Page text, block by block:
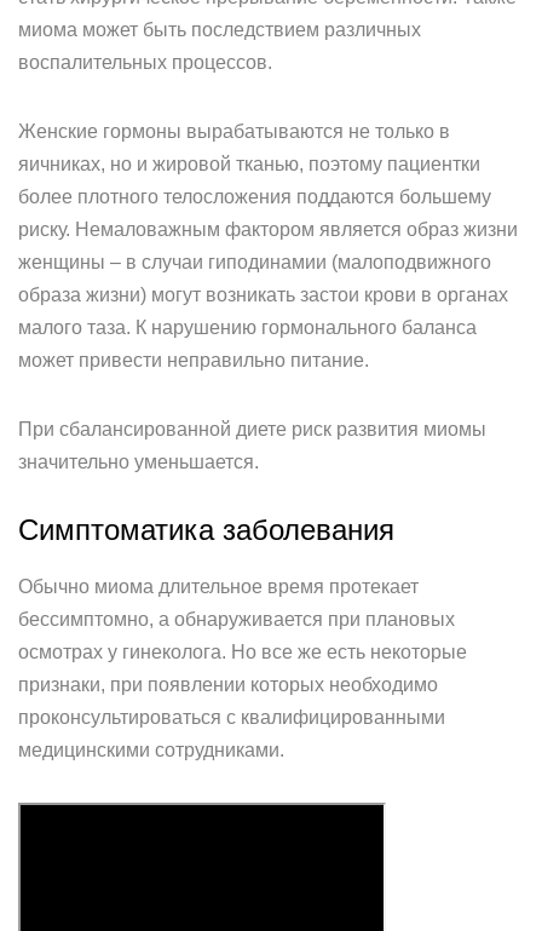
миома может быть последствием различных
воспалительных процессов.
Женские гормоны вырабатываются не только в
яичниках, но и жировой тканью, поэтому пациентки
более плотного телосложения поддаются большему
риску. Немаловажным фактором является образ жизни
женщины – в случаи гиподинамии (малоподвижного
образа жизни) могут возникать застои крови в органах
малого таза. К нарушению гормонального баланса
может привести неправильно питание.
При сбалансированной диете риск развития миомы
значительно уменьшается.
Симптоматика заболевания
Обычно миома длительное время протекает
бессимптомно, а обнаруживается при плановых
осмотрах у гинеколога. Но все же есть некоторые
признаки, при появлении которых необходимо
проконсультироваться с квалифицированными
медицинскими сотрудниками.